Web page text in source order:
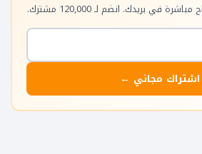
في بريدك. انضم لـ 120,000 مشترك.
اشتراك مجاني ←